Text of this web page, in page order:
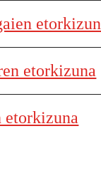
etorkizuna